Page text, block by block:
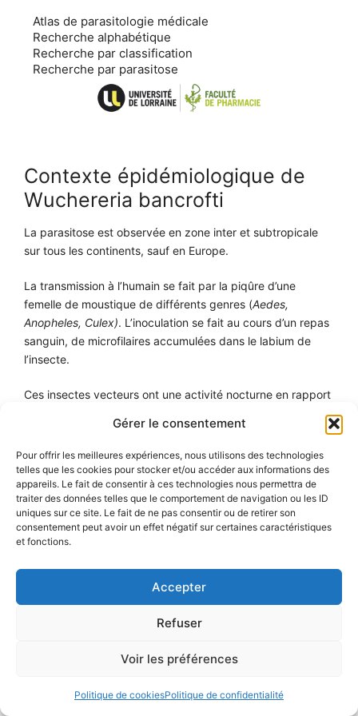
Gérer le consentement
Pour offrir les meilleures expériences, nous utilisons des technologies
telles que les cookies pour stocker et/ou accéder aux informations des
appareils. Le fait de consentir à ces technologies nous permettra de
traiter des données telles que le comportement de navigation ou les ID
uniques sur ce site. Le fait de ne pas consentir ou de retirer son
consentement peut avoir un effet négatif sur certaines caractéristiques
et fonctions.
Accepter
Refuser
Voir les préférences
Politique de cookiesPolitique de confidentialité
contenu
Atlas de parasitologie médicale
Recherche alphabétique
Recherche par classification
Recherche par parasitose
Contexte épidémiologique de
Wuchereria bancrofti
La parasitose est observée en zone inter et subtropicale
sur tous les continents, sauf en Europe.
La transmission à l’humain se fait par la piqûre d’une
femelle de moustique de différents genres (Aedes,
Anopheles, Culex). L’inoculation se fait au cours d’un repas
sanguin, de microfilaires accumulées dans le labium de
l’insecte.
Ces insectes vecteurs ont une activité nocturne en rapport
avec la périodicité des microfilaires. Des piqûres répétées
sont nécessaires pour transmettre la maladie. Le réservoir
de parasites est essentiellement l’humain.
2026 © Atlas de parasitologie médicale •Université
de Lorraine•Déclaration d’accessibilité
Aide à la navigation
Plan du site Mentions légales